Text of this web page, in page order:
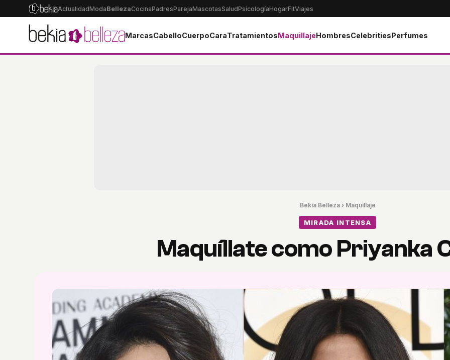
ActualidadModaBellezaCocinaPadresParejaMascotasSaludPsicologíaHogarFitViajes
MarcasCabelloCuerpoCaraTratamientosMaquillajeHombresCelebritiesPerfumes
Bekia Belleza› Maquillaje
MIRADA INTENSA
Maquíllate como Priyanka